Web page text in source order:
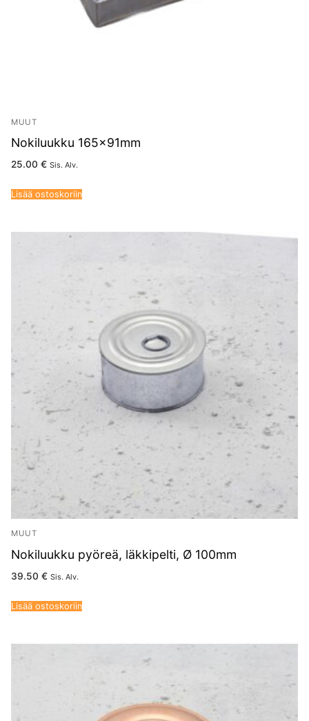
MUUT
Nokiluukku 165x91mm
25.00 € Sis. Alv.
Lisää ostoskoriin
MUUT
Nokiluukku pyöreä, läkkipelti, Ø 100mm
39.50 € Sis. Alv.
Lisää ostoskoriin